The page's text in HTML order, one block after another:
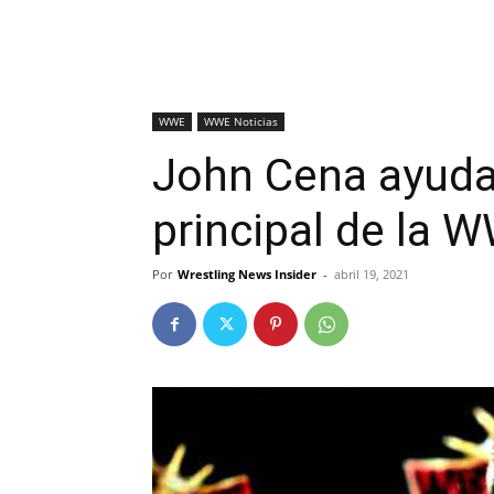
WWE WWE Noticias
John Cena
principal de la
Por Wrestling News Insider - abril 19, 2021